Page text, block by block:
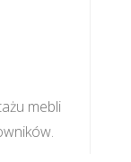
mebli